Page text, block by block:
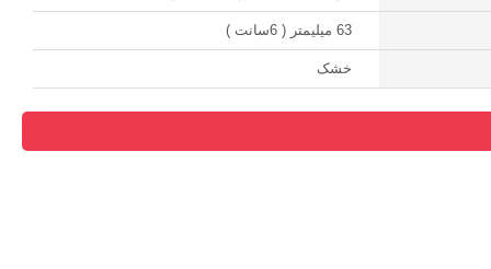
63 میلیمتر ( 6سانت )
خشک